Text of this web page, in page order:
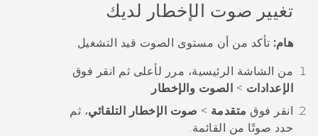
VIVERSE
البرامج + التطبيقات
الدعم
أجهزة HTC والملحقات
تغيير صوت الإخطار لديك
هام: تأكد من أن مستوى الصوت قيد التشغيل.
من الشاشة الرئيسية، مرر لأعلى ثم انقر فوق
الإعدادات > الصوت والإخطار .
انقر فوق متقدمة > صوت الإخطار التلقائي، ثم
حدد صوتًا من القائمة.